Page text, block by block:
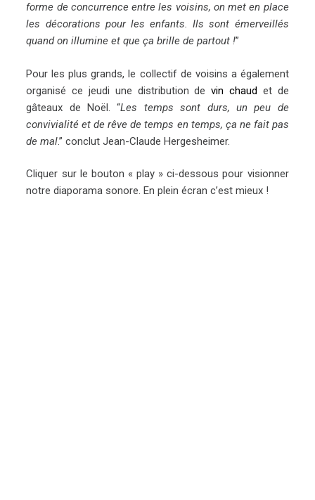
forme de concurrence entre les voisins, on met en place
les décorations pour les enfants. Ils sont émerveillés
quand on illumine et que ça brille de partout !”
Pour les plus grands, le collectif de voisins a également
organisé ce jeudi une distribution devin chaud et de
gâteaux de Noël. “Les temps sont durs, un peu de
convivialité et de rêve de temps en temps, ça ne fait pas
de mal.” conclut Jean-Claude Hergesheimer.
Cliquer sur le bouton « play » ci-dessous pour visionner
notre diaporama sonore. En plein écran c’est mieux !